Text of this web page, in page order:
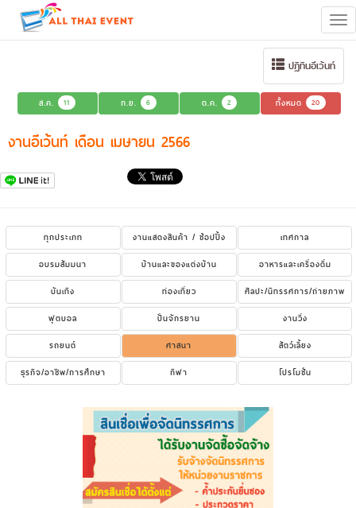
ปฏิทินอีเว้นท์
ส.ค. 11 ก.ย. 6 ต.ค. 2 ทั้งหมด 20
งานอีเว้นท์ เดือน เมษายน 2566
ทุกประเภท งานแสดงสินค้า / ช้อปปิ้ง
เทศกาล
อบรมสัมมนา
บ้านและของแต่งบ้าน
อาหารและเครื่องดื่ม
บันเทิง
ท่องเที่ยว
ศิลปะ/นิทรรศการ/ถ่ายภาพ
ฟุตบอล
ปั่นจักรยาน
งานวิ่ง
รถยนต์
ศาสนา
สัตว์เลี้ยง
ธุรกิจ/อาชีพ/การศึกษา
กีฬา โปรโมชั่น